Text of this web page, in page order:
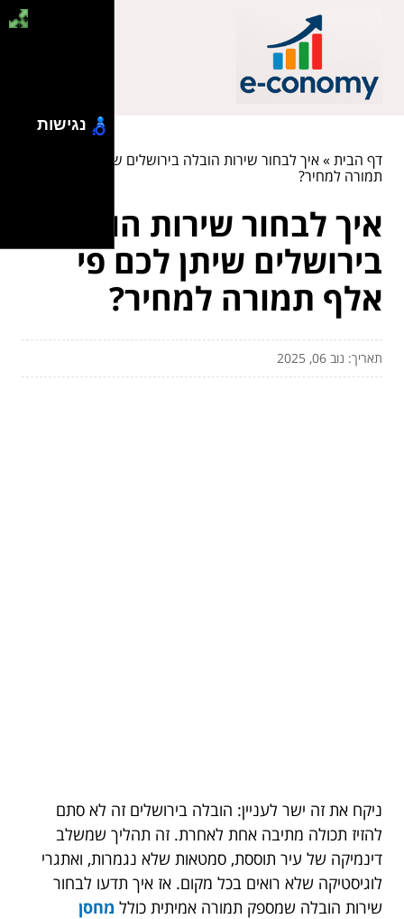
דף הבית»איך לבחור שירות הובלה בירושלים שיתן לכם פי אלף
תמורה למחיר?
איך לבחור שירות הובלה
בירושלים שיתן לכם פי
אלף תמורה למחיר?
תאריך: נוב 06, 2025
ניקח את זה ישר לעניין: הובלה בירושלים זה לא סתם
להזיז תכולה מתיבה אחת לאחרת. זה תהליך שמשלב
דינמיקה של עיר תוססת, סמטאות שלא נגמרות, ואתגרי
לוגיסטיקה שלא רואים בכל מקום. אז איך תדעו לבחור
שירות הובלה שמספק תמורה אמיתית כולל מחסן
נגישות